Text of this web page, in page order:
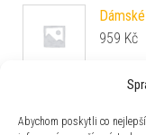
Abychom poskytli co
959 Kč
785Kč